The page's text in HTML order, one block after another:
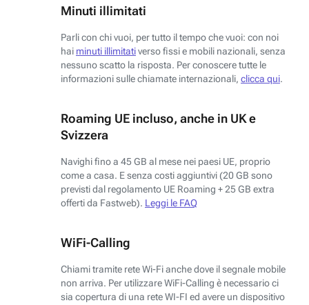
Minuti illimitati
Parli con chi vuoi, per tutto il tempo che vuoi: con noi
hai minuti illimitativerso fissi e mobili nazionali, senza
nessuno scatto la risposta. Per conoscere tutte le
informazioni sulle chiamate internazionali, clicca qui.
Roaming UE incluso, anche in UK e
Svizzera
Navighi fino a 45 GB al mese nei paesi UE, proprio
come a casa. E senza costi aggiuntivi (20 GB sono
previsti dal regolamento UE Roaming + 25 GB extra
offerti da Fastweb). Leggi le FAQ
WiFi-Calling
Chiami tramite rete Wi-Fi anche dove il segnale mobile
non arriva. Per utilizzare WiFi-Calling è necessario ci
sia copertura di una rete WI-FI ed avere un dispositivo